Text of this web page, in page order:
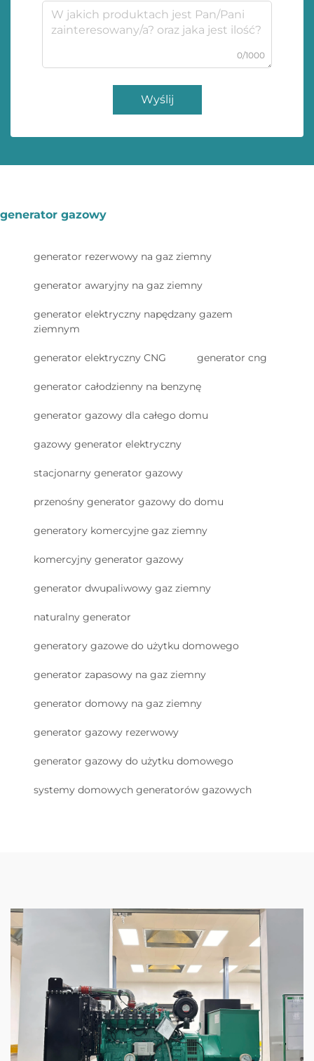
0/1000
Wyślij
generator gazowy
generator rezerwowy na gaz ziemny
generator awaryjny na gaz ziemny
generator elektryczny napędzany gazem
ziemnym
generator elektryczny CNG generator cng
generator całodzienny na benzynę
generator gazowy dla całego domu
gazowy generator elektryczny
stacjonarny generator gazowy
przenośny generator gazowy do domu
generatory komercyjne gaz ziemny
komercyjny generator gazowy
generator dwupaliwowy gaz ziemny
naturalny generator
generatory gazowe do użytku domowego
generator zapasowy na gaz ziemny
generator domowy na gaz ziemny
generator gazowy rezerwowy
generator gazowy do użytku domowego
systemy domowych generatorów gazowych